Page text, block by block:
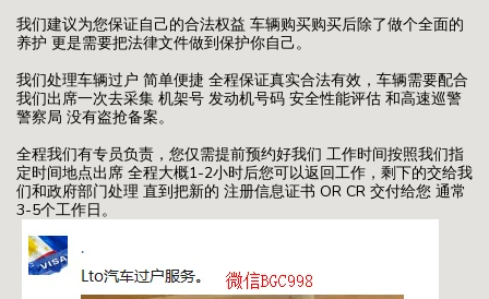
我们建议为您保证自己的合法权益 车辆购买购买后除了做个全面的
养护 更是需要把法律文件做到保护你自己。
我们处理车辆过户 简单便捷 全程保证真实合法有效，车辆需要配合
我们出席一次去采集 机架号 发动机号码 安全性能评估 和高速巡警
警察局 没有盗抢备案。
全程我们有专员负责，您仅需提前预约好我们 工作时间按照我们指
定时间地点出席 全程大概1-2小时后您可以返回工作，剩下的交给我
们和政府部门处理 直到把新的 注册信息证书 OR CR 交付给您 通常
3-5个工作日。